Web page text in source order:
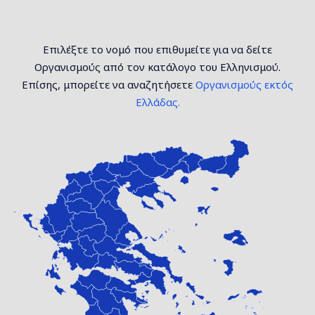
Επιλέξτε το νομό που επιθυμείτε για να δείτε
Οργανισμούς από τον κατάλογο του Ελληνισμού.
Επίσης, μπορείτε να αναζητήσετε Οργανισμούς εκτός
Ελλάδας.